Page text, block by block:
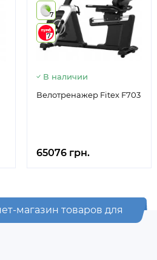
7
7
В наличии
Велотренажер Fitex F703
65076 грн.
магазин товаров для